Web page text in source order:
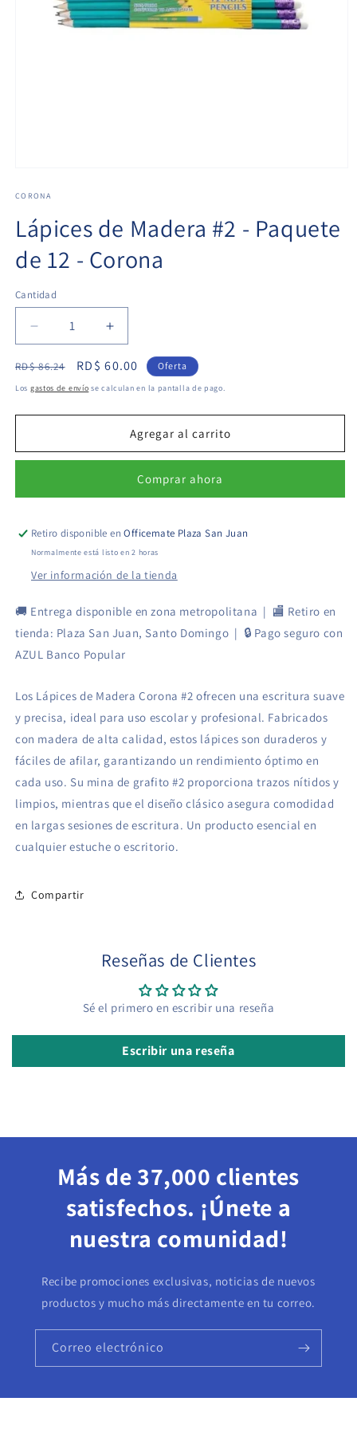
CORONA
Lápices de Madera #2 - Paquete
de 12 - Corona
Cantidad
Cantidad
Reducir
cantidad
para
Lápices
Madera
-
12
Corona
Aumentar
cantidad
para
Lápices
Madera
-
12
Corona
Precio
habitual
RD$ 86.24
Precio
de
RD$ 60.00 Oferta
Los gastos de envío se calculan en la pantalla de pago.
Agregar al carrito
Comprar ahora
Retiro disponible enOfficemate Plaza San Juan
Normalmente está listo en 2 horas
Ver información de la tienda
🚚 Entrega disponible en zona metropolitana | 🏬 Retiro en
tienda: Plaza San Juan, Santo Domingo | 🔒 Pago seguro con
AZUL Banco Popular
Los Lápices de Madera Corona #2 ofrecen una escritura suave
y precisa, ideal para uso escolar y profesional. Fabricados
con madera de alta calidad, estos lápices son duraderos y
fáciles de afilar, garantizando un rendimiento óptimo en
cada uso. Su mina de grafito #2 proporciona trazos nítidos y
limpios, mientras que el diseño clásico asegura comodidad
en largas sesiones de escritura. Un producto esencial en
cualquier estuche o escritorio.
Compartir
Reseñas de Clientes
Sé el primero en escribir una reseña
Escribir una reseña
Más de 37,000 clientes
satisfechos. ¡Únete a
nuestra comunidad!
Recibe promociones exclusivas, noticias de nuevos
productos y mucho más directamente en tu correo.
Correo electrónico